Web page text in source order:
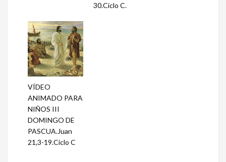
30.Ciclo C.
VÍDEO
ANIMADO PARA
NIÑOS III
DOMINGO DE
PASCUA.Juan
21,3-19.Ciclo C